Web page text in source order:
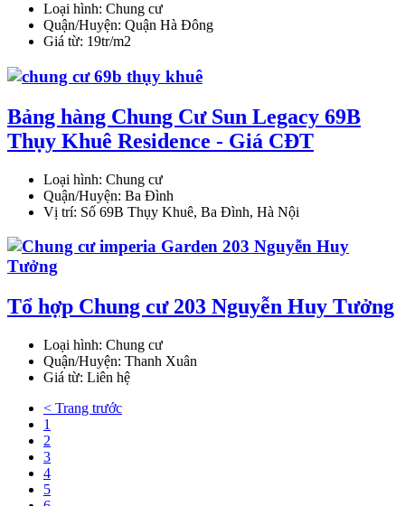
Loại hình: Chung cư
Quận/Huyện: Quận Hà Đông
Giá từ: 19tr/m2
Bảng hàng Chung Cư Sun Legacy 69B
Thụy Khuê Residence - Giá CĐT
Loại hình: Chung cư
Quận/Huyện: Ba Đình
Vị trí: Số 69B Thụy Khuê, Ba Đình, Hà Nội
Tổ hợp Chung cư 203 Nguyễn Huy Tưởng
Loại hình: Chung cư
Quận/Huyện: Thanh Xuân
Giá từ: Liên hệ
< Trang trước
1
2
3
4
5